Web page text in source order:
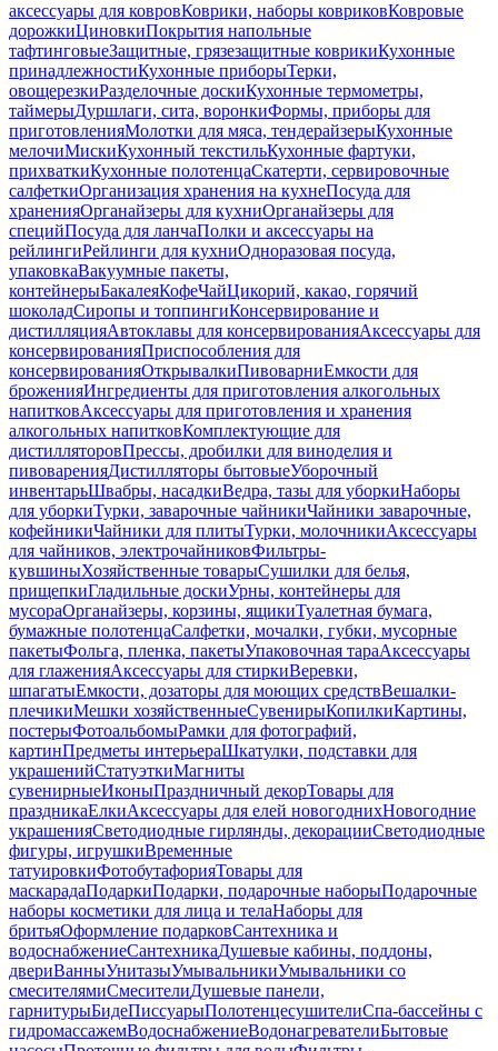
аксессуары для ковровКоврики, наборы ковриковКовровые
дорожкиЦиновкиПокрытия напольные
тафтинговыеЗащитные, грязезащитные коврикиКухонные
принадлежностиКухонные приборыТерки,
овощерезкиРазделочные доскиКухонные термометры,
таймерыДуршлаги, сита, воронкиФормы, приборы для
приготовленияМолотки для мяса, тендерайзерыКухонные
мелочиМискиКухонный текстильКухонные фартуки,
прихваткиКухонные полотенцаСкатерти, сервировочные
салфеткиОрганизация хранения на кухнеПосуда для
храненияОрганайзеры для кухниОрганайзеры для
специйПосуда для ланчаПолки и аксессуары на
рейлингиРейлинги для кухниОдноразовая посуда,
упаковкаВакуумные пакеты,
контейнерыБакалеяКофеЧайЦикорий, какао, горячий
шоколадСиропы и топпингиКонсервирование и
дистилляцияАвтоклавы для консервированияАксессуары для
консервированияПриспособления для
консервированияОткрывалкиПивоварниЕмкости для
броженияИнгредиенты для приготовления алкогольных
напитковАксессуары для приготовления и хранения
алкогольных напитковКомплектующие для
дистилляторовПрессы, дробилки для виноделия и
пивоваренияДистилляторы бытовыеУборочный
инвентарьШвабры, насадкиВедра, тазы для уборкиНаборы
для уборкиТурки, заварочные чайникиЧайники заварочные,
кофейникиЧайники для плитыТурки, молочникиАксессуары
для чайников, электрочайниковФильтры-
кувшиныХозяйственные товарыСушилки для белья,
прищепкиГладильные доскиУрны, контейнеры для
мусораОрганайзеры, корзины, ящикиТуалетная бумага,
бумажные полотенцаСалфетки, мочалки, губки, мусорные
пакетыФольга, пленка, пакетыУпаковочная тараАксессуары
для глаженияАксессуары для стиркиВеревки,
шпагатыЕмкости, дозаторы для моющих средствВешалки-
плечикиМешки хозяйственныеСувенирыКопилкиКартины,
постерыФотоальбомыРамки для фотографий,
картинПредметы интерьераШкатулки, подставки для
украшенийСтатуэткиМагниты
сувенирныеИконыПраздничный декорТовары для
праздникаЕлкиАксессуары для елей новогоднихНовогодние
украшенияСветодиодные гирлянды, декорацииСветодиодные
фигуры, игрушкиВременные
татуировкиФотобутафорияТовары для
маскарадаПодаркиПодарки, подарочные наборыПодарочные
наборы косметики для лица и телаНаборы для
бритьяОформление подарковСантехника и
водоснабжениеСантехникаДушевые кабины, поддоны,
двериВанныУнитазыУмывальникиУмывальники со
смесителямиСмесителиДушевые панели,
гарнитурыБидеПиссуарыПолотенцесушителиСпа-бассейны с
гидромассажемВодоснабжениеВодонагревателиБытовые